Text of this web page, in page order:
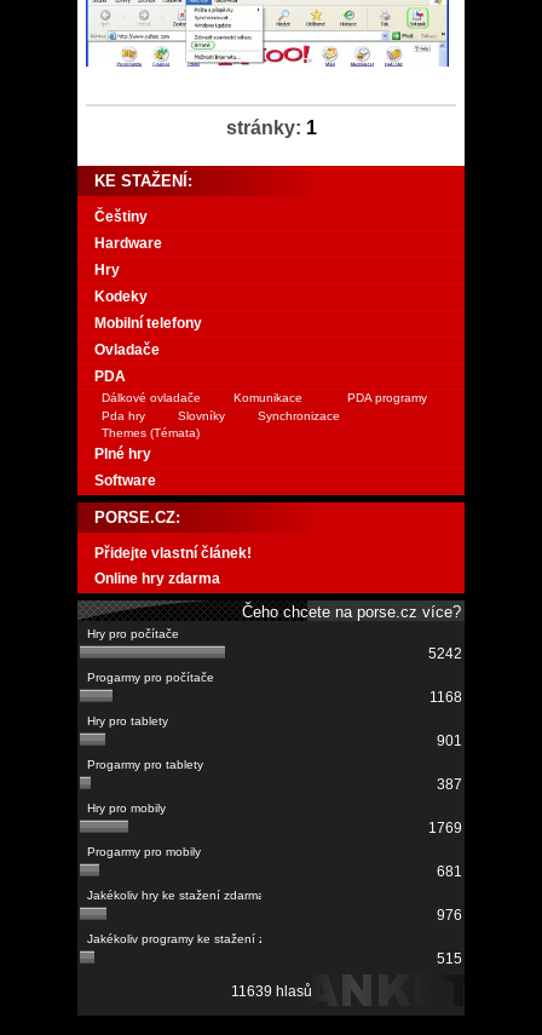
stránky: 1
KE STAŽENÍ:
Češtiny
Hardware
Hry
Kodeky
Mobilní telefony
Ovladače
PDA
Dálkové ovladače Komunikace
PDA programy
Pda hry
Slovníky
Synchronizace
Themes (Témata)
Plné hry
Software
PORSE.CZ:
Přidejte vlastní článek!
Online hry zdarma
Čeho chcete na porse.cz více?
5242
1168
901
387
1769
681
976
515
11639 hlasů